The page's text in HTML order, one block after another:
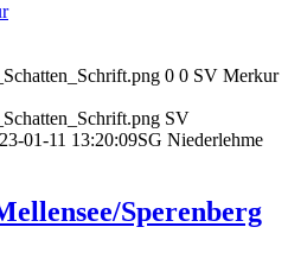
0 0 SV Merkur
SV
01-11 13:20:09SG Niederlehme
Sperenberg